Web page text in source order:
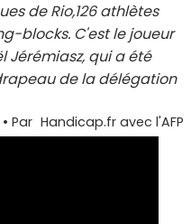
de Rio,126 athlètes
blocks. C'est le joueur
Jérémiasz, qui a été
de la délégation
• Par Handicap.fr avec l'AFP